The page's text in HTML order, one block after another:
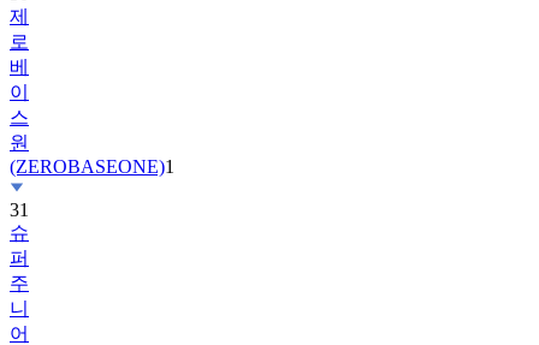
제
로
베
이
스
원
(ZEROBASEONE)1
31
슈
퍼
주
니
어